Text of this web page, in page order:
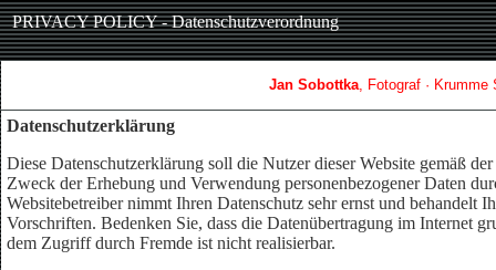
Jan Sobottka, Fotograf ·
Datenschutzerklärung
Diese Datenschutzerklärung soll die Nutzer dieser Website gemäß
Zweck der Erhebung und Verwendung personenbezogener Daten
Websitebetreiber nimmt Ihren Datenschutz sehr ernst und behandelt
Vorschriften. Bedenken Sie, dass die Datenübertragung im Internet
dem Zugriff durch Fremde ist nicht realisierbar.
PRIVACY POLICY - Datenschutzverordnung